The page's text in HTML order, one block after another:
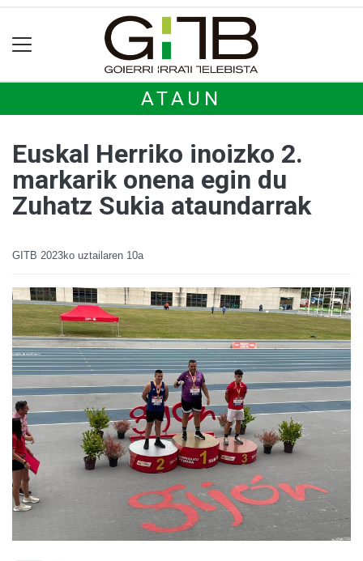
ATAUN
Euskal Herriko inoizko 2.
markarik onena egin du
Zuhatz Sukia ataundarrak
GITB 2023ko uztailaren 10a